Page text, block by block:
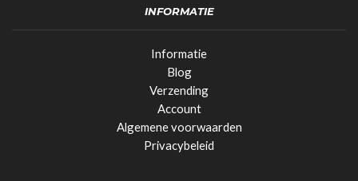
INFORMATIE
Informatie
Blog
Verzending
Account
Algemene voorwaarden
Privacybeleid